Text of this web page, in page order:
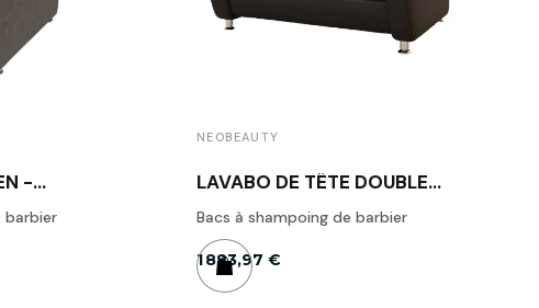
-
barbier
NEOBEAUTY
LAVABO DE TÊTE DOUBLE
NEOBEAUTY
Bacs à shampoing de barbier
1 883,97 €